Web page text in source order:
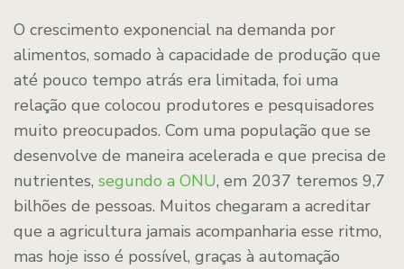
O crescimento exponencial na demanda por
alimentos, somado à capacidade de produção que
até pouco tempo atrás era limitada, foi uma
relação que colocou produtores e pesquisadores
muito preocupados. Com uma população que se
desenvolve de maneira acelerada e que precisa de
nutrientes, segundo a ONU, em 2037 teremos 9,7
bilhões de pessoas. Muitos chegaram a acreditar
que a agricultura jamais acompanharia esse ritmo,
mas hoje isso é possível, graças à automação